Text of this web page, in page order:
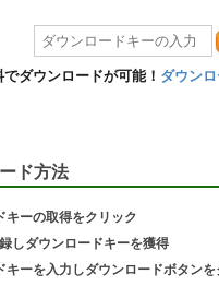
でダウンロードが可能！ ダウン
ド方法
キーの取得をクリック
しダウンロードキーを獲得
キーを入力しダウンロードボタンを